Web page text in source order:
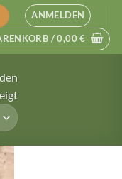
ANMELDEN
/0,00€
Nach
neuesten